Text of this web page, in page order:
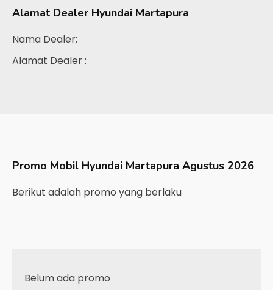
Alamat Dealer Hyundai Martapura
Nama Dealer:
Alamat Dealer :
Promo Mobil Hyundai Martapura Agustus 2026
Berikut adalah promo yang berlaku
Belum ada promo